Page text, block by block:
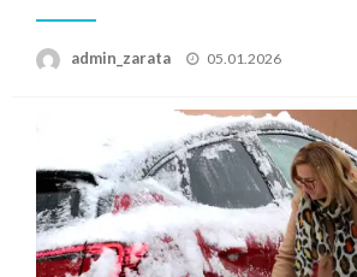
admin_zarata
Posted
05.01.2026